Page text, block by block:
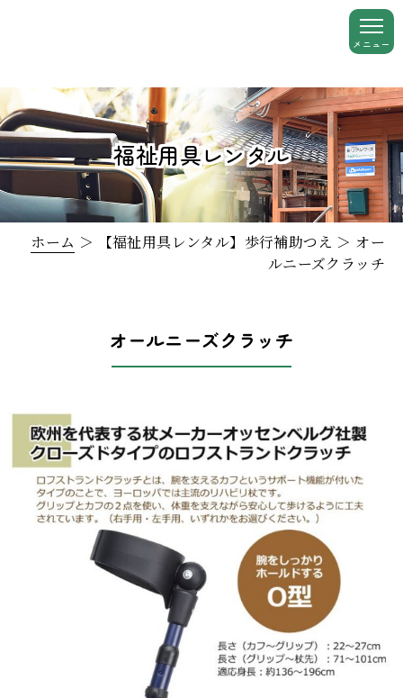
福祉用具レンタル
ホーム ＞ 【福祉用具レンタル】歩行補助つえ ＞ オー
ルニーズクラッチ
オールニーズクラッチ